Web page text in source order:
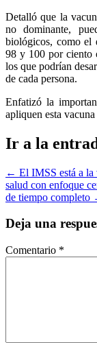
Detalló que la
no dominante,
biológicos, como el
98 y 100 por ciento
los que podrían
de cada persona.
Enfatizó la
apliquen esta
Ir a la
← El IMSS está a la
salud con enfoque
de tiempo completo
Deja una
Comentario *